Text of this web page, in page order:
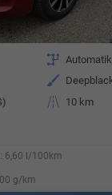
Getriebe Automatik
Außenfarbe
Kilometerstand
10 km
6,60 l/100km
g/km